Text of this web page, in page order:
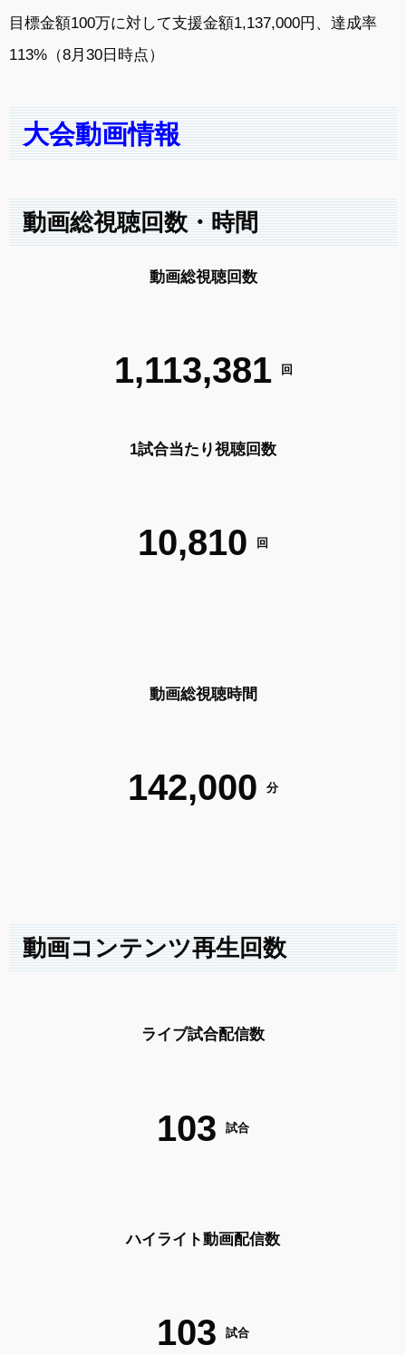
目標金額100万に対して支援金額1,137,000円、達成率
113%（8月30日時点）
大会動画情報
動画総視聴回数・時間
動画総視聴回数
1,113,381 回
1試合当たり視聴回数
10,810 回
動画総視聴時間
142,000 分
動画コンテンツ再生回数
ライブ試合配信数
103 試合
ハイライト動画配信数
103 試合